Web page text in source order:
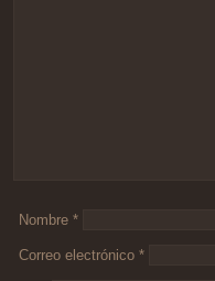
Nombre *
Correo electrónico *